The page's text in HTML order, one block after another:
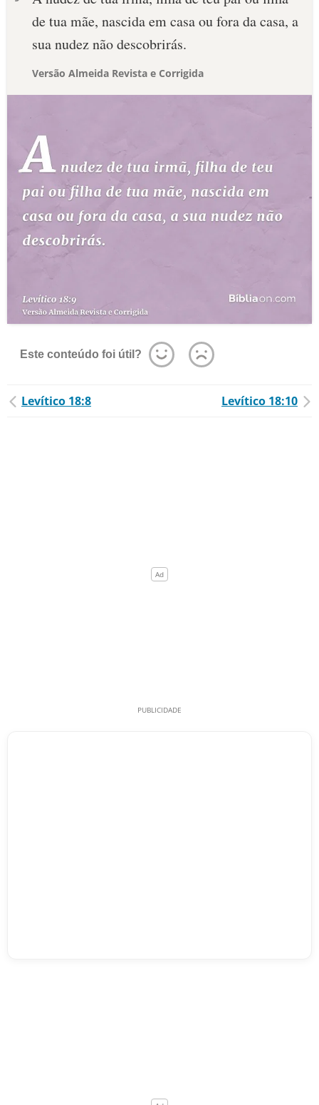
de tua mãe, nascida em casa ou fora da casa, a
sua nudez não descobrirás.
Versão Almeida Revista e Corrigida
Este conteúdo foi útil?
Levítico 18:8 Levítico 18:10